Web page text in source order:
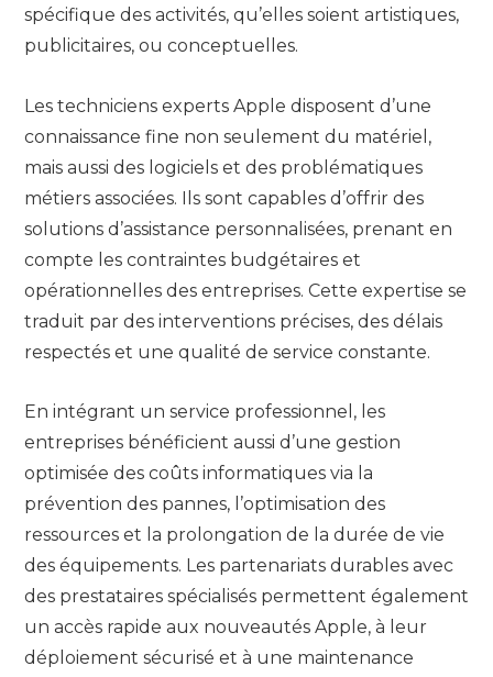
spécifique des activités, qu’elles soient artistiques,
publicitaires, ou conceptuelles.
Les techniciens experts Apple disposent d’une
connaissance fine non seulement du matériel,
mais aussi des logiciels et des problématiques
métiers associées. Ils sont capables d’offrir des
solutions d’assistance personnalisées, prenant en
compte les contraintes budgétaires et
opérationnelles des entreprises. Cette expertise se
traduit par des interventions précises, des délais
respectés et une qualité de service constante.
En intégrant un service professionnel, les
entreprises bénéficient aussi d’une gestion
optimisée des coûts informatiques via la
prévention des pannes, l’optimisation des
ressources et la prolongation de la durée de vie
des équipements. Les partenariats durables avec
des prestataires spécialisés permettent également
un accès rapide aux nouveautés Apple, à leur
déploiement sécurisé et à une maintenance